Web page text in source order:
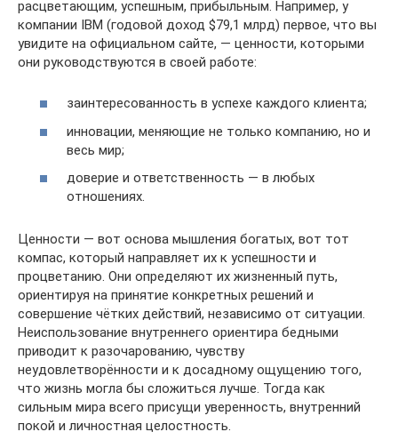
расцветающим, успешным, прибыльным. Например, у
компании IBM (годовой доход $79,1 млрд) первое, что вы
увидите на официальном сайте, — ценности, которыми
они руководствуются в своей работе:
заинтересованность в успехе каждого клиента;
инновации, меняющие не только компанию, но и
весь мир;
доверие и ответственность — в любых
отношениях.
Ценности — вот основа мышления богатых, вот тот
компас, который направляет их к успешности и
процветанию. Они определяют их жизненный путь,
ориентируя на принятие конкретных решений и
совершение чётких действий, независимо от ситуации.
Неиспользование внутреннего ориентира бедными
приводит к разочарованию, чувству
неудовлетворённости и к досадному ощущению того,
что жизнь могла бы сложиться лучше. Тогда как
сильным мира всего присущи уверенность, внутренний
покой и личностная целостность.